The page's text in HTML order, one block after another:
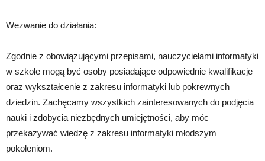
Wezwanie do działania:
Zgodnie z obowiązującymi przepisami, nauczycielami informatyki
w szkole mogą być osoby posiadające odpowiednie kwalifikacje
oraz wykształcenie z zakresu informatyki lub pokrewnych
dziedzin. Zachęcamy wszystkich zainteresowanych do podjęcia
nauki i zdobycia niezbędnych umiejętności, aby móc
przekazywać wiedzę z zakresu informatyki młodszym
pokoleniom.